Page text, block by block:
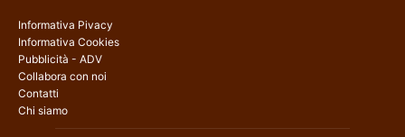
Informativa Pivacy
Informativa Cookies
Pubblicità - ADV
Collabora con noi
Contatti
Chi siamo